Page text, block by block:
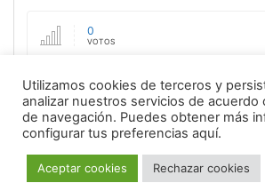
0
VOTOS
3,175
VISTAS
4 Years
DESDE ENVIO
Utilizamos cookies de terceros y
analizar nuestros servicios de acuerdo
de navegación. Puedes obtener más
configurar tus preferencias aquí.
Aceptar cookies Rechazar cookies